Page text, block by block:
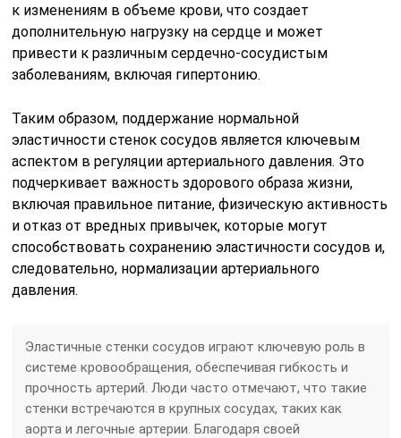
к изменениям в объеме крови, что создает
дополнительную нагрузку на сердце и может
привести к различным сердечно-сосудистым
заболеваниям, включая гипертонию.
Таким образом, поддержание нормальной
эластичности стенок сосудов является ключевым
аспектом в регуляции артериального давления. Это
подчеркивает важность здорового образа жизни,
включая правильное питание, физическую активность
и отказ от вредных привычек, которые могут
способствовать сохранению эластичности сосудов и,
следовательно, нормализации артериального
давления.
Эластичные стенки сосудов играют ключевую роль в
системе кровообращения, обеспечивая гибкость и
прочность артерий. Люди часто отмечают, что такие
стенки встречаются в крупных сосудах, таких как
аорта и легочные артерии. Благодаря своей